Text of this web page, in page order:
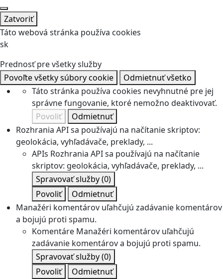
Zatvoriť
Táto webová stránka používa cookies
sk
Prednosť pre všetky služby
Povoľte všetky súbory cookie
Odmietnuť všetko
Táto stránka používa cookies nevyhnutné pre jej
správne fungovanie, ktoré nemožno deaktivovať.
Povoliť
Odmietnuť
Rozhrania API sa používajú na načítanie skriptov:
geolokácia, vyhľadávače, preklady, ...
APIs Rozhrania API sa používajú na načítanie
skriptov: geolokácia, vyhľadávače, preklady, ...
Spravovať služby(0)
Povoliť
Odmietnuť
Manažéri komentárov uľahčujú zadávanie komentárov
a bojujú proti spamu.
Komentáre Manažéri komentárov uľahčujú
zadávanie komentárov a bojujú proti spamu.
Spravovať služby(0)
Povoliť
Odmietnuť